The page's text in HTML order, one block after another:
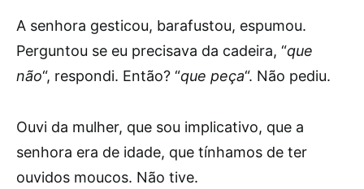
A senhora gesticou, barafustou, espumou.
Perguntou se eu precisava da cadeira, “que
não“, respondi. Então? “que peça“. Não pediu.
Ouvi da mulher, que sou implicativo, que a
senhora era de idade, que tínhamos de ter
ouvidos moucos. Não tive.